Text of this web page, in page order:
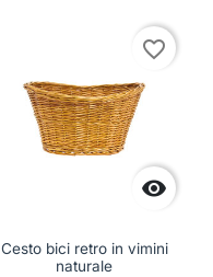

favorite_border
Cesto bici retro in vimini
naturale